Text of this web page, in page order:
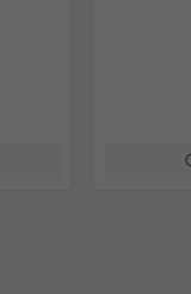
Enkel svårighetsgrad